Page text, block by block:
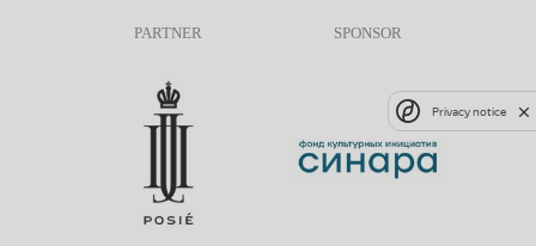
PARTNER SPONSOR
Privacy notice